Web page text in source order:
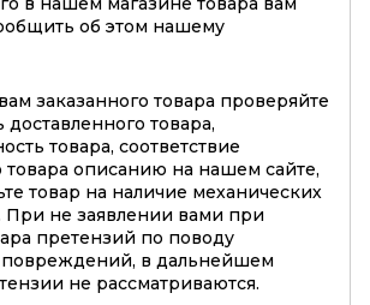
об этом нашему
заказанного товара проверяйте
доставленного товара,
товара, соответствие
товара описанию на нашем сайте,
товар на наличие механических
не заявлении вами при
претензий по поводу
повреждений, в дальнейшем
не рассматриваются.